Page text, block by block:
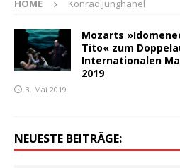
HOME Konrad Junghänel
Mozarts
Tito« zum
Internationalen
2019
3. Mai 2019
NEUESTE BEITRÄGE: